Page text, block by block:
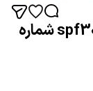
کرم پودر بی بی فاقد چربی فایتون spf30 شماره